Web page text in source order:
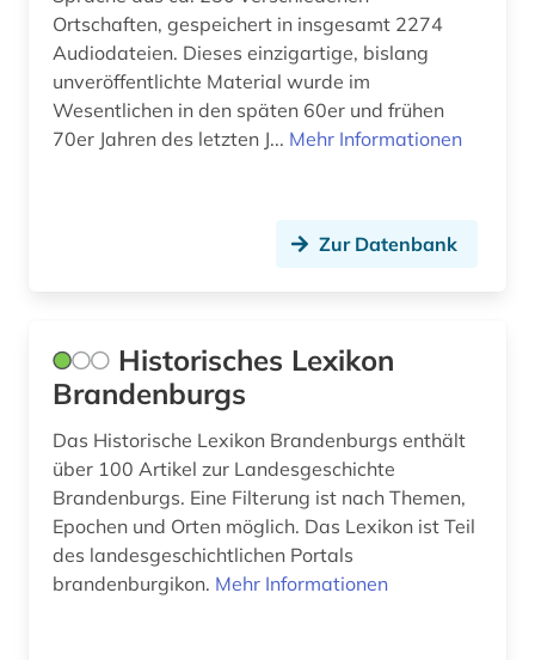
Ortschaften, gespeichert in insgesamt 2274
Audiodateien. Dieses einzigartige, bislang
unveröffentlichte Material wurde im
Wesentlichen in den späten 60er und frühen
70er Jahren des letzten J... Mehr Informationen
Zur Datenbank
Historisches Lexikon
Brandenburgs
Das Historische Lexikon Brandenburgs enthält
über 100 Artikel zur Landesgeschichte
Brandenburgs. Eine Filterung ist nach Themen,
Epochen und Orten möglich. Das Lexikon ist Teil
des landesgeschichtlichen Portals
brandenburgikon. Mehr Informationen